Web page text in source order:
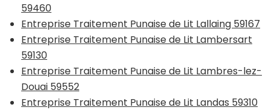
59460
Entreprise Traitement Punaise de Lit Lallaing 59167
Entreprise Traitement Punaise de Lit Lambersart
59130
Entreprise Traitement Punaise de Lit Lambres-lez-
Douai 59552
Entreprise Traitement Punaise de Lit Landas 59310